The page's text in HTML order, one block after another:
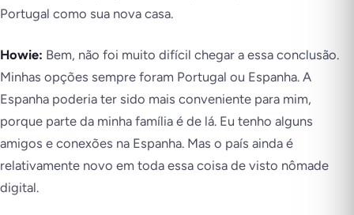
Portugal como sua nova casa.
Howie: Bem, não foi muito difícil chegar a essa conclusão.
Minhas opções sempre foram Portugal ou Espanha. A
Espanha poderia ter sido mais conveniente para mim,
porque parte da minha família é de lá. Eu tenho alguns
amigos e conexões na Espanha. Mas o país ainda é
relativamente novo em toda essa coisa de visto nômade
digital.